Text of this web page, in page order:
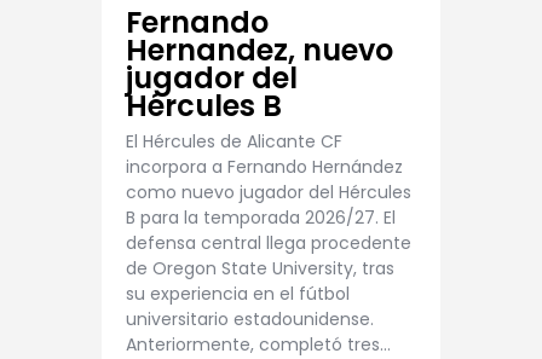
Fernando
Hernandez, nuevo
jugador del
Hércules B
El Hércules de Alicante CF
incorpora a Fernando Hernández
como nuevo jugador del Hércules
B para la temporada 2026/27. El
defensa central llega procedente
de Oregon State University, tras
su experiencia en el fútbol
universitario estadounidense.
Anteriormente, completó tres…